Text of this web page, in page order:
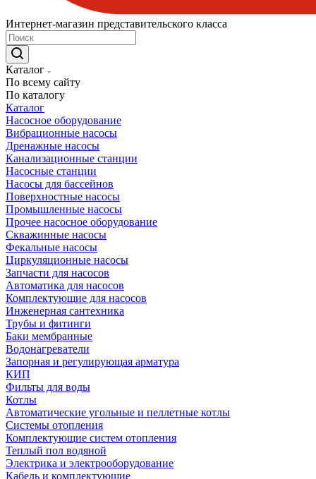
Интернет-магазин представительского класса
Каталог
По всему сайту
По каталогу
Каталог
Насосное оборудование
Вибрационные насосы
Дренажные насосы
Канализационные станции
Насосные станции
Насосы для бассейнов
Поверхностные насосы
Промышленные насосы
Прочее насосное оборудование
Скважинные насосы
Фекальные насосы
Циркуляционные насосы
Запчасти для насосов
Автоматика для насосов
Комплектующие для насосов
Инженерная сантехника
Трубы и фитинги
Баки мембранные
Водонагреватели
Запорная и регулирующая арматура
КИП
Фильты для воды
Котлы
Автоматические угольные и пеллетные котлы
Системы отопления
Комплектующие систем отопления
Теплый пол водяной
Электрика и электрооборудование
Кабель и комплектующие